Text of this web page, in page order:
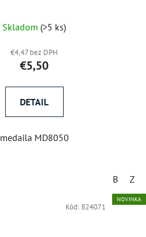
Skladom (>5 ks)
€4,47 bez DPH
€5,50
DETAIL
medaila MD8050
B Z
Kód: 824071
NOVINKA